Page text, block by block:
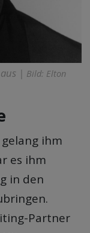
| Bild: Elton
ihm
es ihm
in den
Partner